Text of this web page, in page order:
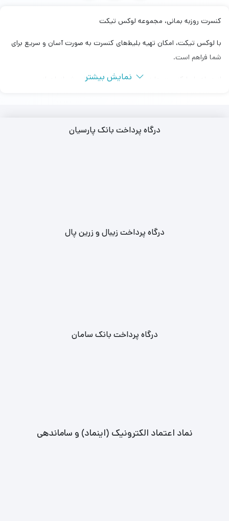
کنسرت روزبه بمانی، مجموعه لوکس تیکت
با لوکس تیکت، امکان تهیه بلیط‌های کنسرت به صورت آسان و سریع برای
شما فراهم است.
از جمله بلیط‌ کنسرت ها در شهرهای تهران، اصفهان، شیراز، اهواز و …
مجموعه لوکس تیکت ارائه‌ دهنده بلیط‌ های کنسرت با قیمت مناسب و
فوری بلیط‌ ها نیز وجود دارد.
نمایش بیشتر
درگاه پرداخت بانک پارسیان
درگاه پرداخت زیبال و زرین پال
درگاه پرداخت بانک سامان
نماد اعتماد الکترونیک (اینماد) و ساماندهی